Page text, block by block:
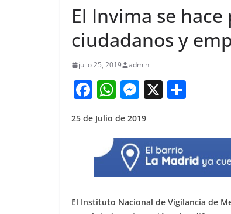
El Invima se
ciudadanos y
julio 25, 2019 admin
F
c
b
o
o
W
h
at
s
A
p
p
M
ss
e
n
g
er
X
e
25 de Julio de 2019
El Instituto Nacional de Vigilancia de